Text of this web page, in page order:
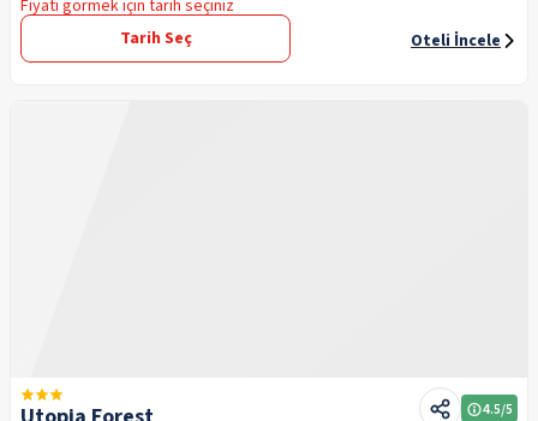
Fiyatı görmek için tarih seçiniz
Tarih Seç
Oteli İncele
4.5/5